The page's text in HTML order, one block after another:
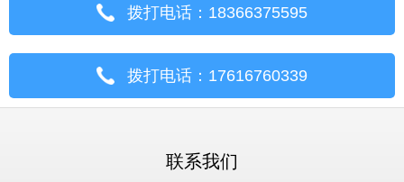
拨打电话：18366375595
拨打电话：17616760339
联系我们